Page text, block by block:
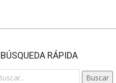
BÚSQUEDA RÁPIDA
Buscar